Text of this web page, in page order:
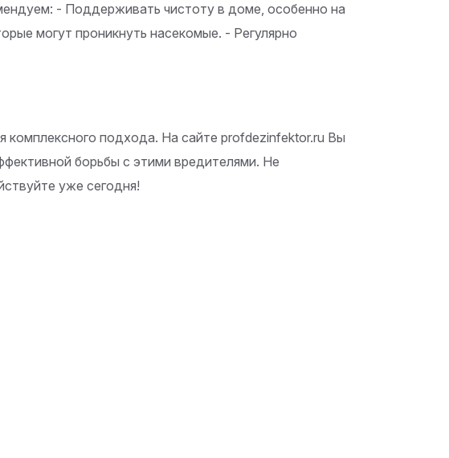
- Поддерживать чистоту в доме, особенно на
могут проникнуть насекомые. - Регулярно
подхода. На сайте profdezinfektor.ru Вы
борьбы с этими вредителями. Не
уже сегодня!